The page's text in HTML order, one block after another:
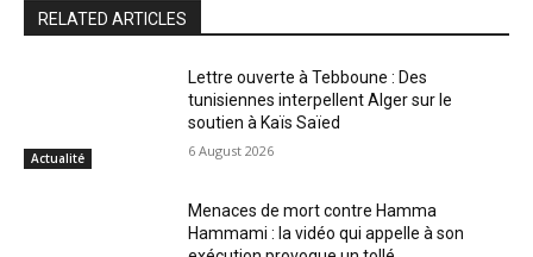
RELATED ARTICLES
Actualité
Lettre ouverte à Tebboune : Des
tunisiennes interpellent Alger sur le
soutien à Kaïs Saïed
6 August 2026
Menaces de mort contre Hamma
Hammami : la vidéo qui appelle à son